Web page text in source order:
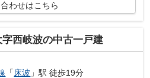
わせはこちら
西岐波の中古一戸建
「床波 」駅 徒歩19分